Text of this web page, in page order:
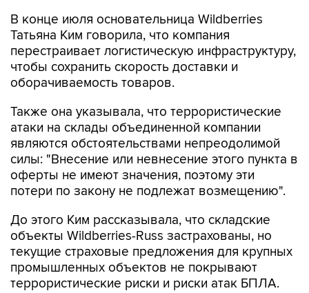
В конце июля основательница Wildberries
Татьяна Ким говорила, что компания
перестраивает логистическую инфраструктуру,
чтобы сохранить скорость доставки и
оборачиваемость товаров.
Также она указывала, что террористические
атаки на склады объединенной компании
являются обстоятельствами непреодолимой
силы: "Внесение или невнесение этого пункта в
оферты не имеют значения, поэтому эти
потери по закону не подлежат возмещению".
До этого Ким рассказывала, что складские
объекты Wildberries-Russ застрахованы, но
текущие страховые предложения для крупных
промышленных объектов не покрывают
террористические риски и риски атак БПЛА.